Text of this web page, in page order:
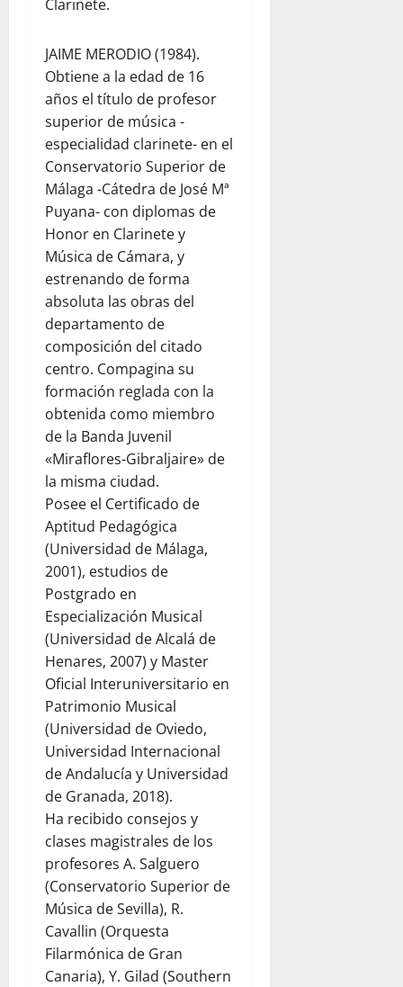
Clarinete.
JAIME MERODIO (1984).
Obtiene a la edad de 16
años el título de profesor
superior de música -
especialidad clarinete- en el
Conservatorio Superior de
Málaga -Cátedra de José Mª
Puyana- con diplomas de
Honor en Clarinete y
Música de Cámara, y
estrenando de forma
absoluta las obras del
departamento de
composición del citado
centro. Compagina su
formación reglada con la
obtenida como miembro
de la Banda Juvenil
«Miraflores-Gibraljaire» de
la misma ciudad.
Posee el Certificado de
Aptitud Pedagógica
(Universidad de Málaga,
2001), estudios de
Postgrado en
Especialización Musical
(Universidad de Alcalá de
Henares, 2007) y Master
Oficial Interuniversitario en
Patrimonio Musical
(Universidad de Oviedo,
Universidad Internacional
de Andalucía y Universidad
de Granada, 2018).
Ha recibido consejos y
clases magistrales de los
profesores A. Salguero
(Conservatorio Superior de
Música de Sevilla), R.
Cavallin (Orquesta
Filarmónica de Gran
Canaria), Y. Gilad (Southern